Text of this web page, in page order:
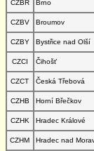
CZBR
Brno
CZBV
Broumov
CZBY
Bystřice nad Olší
CZCI
Čihošť
CZCT
Česká Třebová
CZHB
Horní Břečkov
CZHK
Hradec Králové
CZHM
Hradec nad